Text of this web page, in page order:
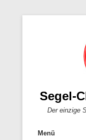
Segel-
Der einzige
Menü